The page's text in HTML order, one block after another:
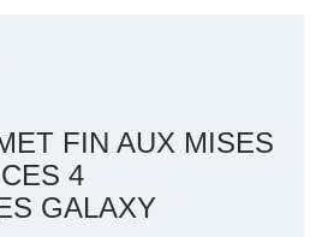
FIN AUX MISES
4
GALAXY